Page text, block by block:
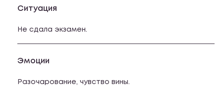
Ситуация
Не сдала экзамен.
Эмоции
Разочарование, чувство вины.